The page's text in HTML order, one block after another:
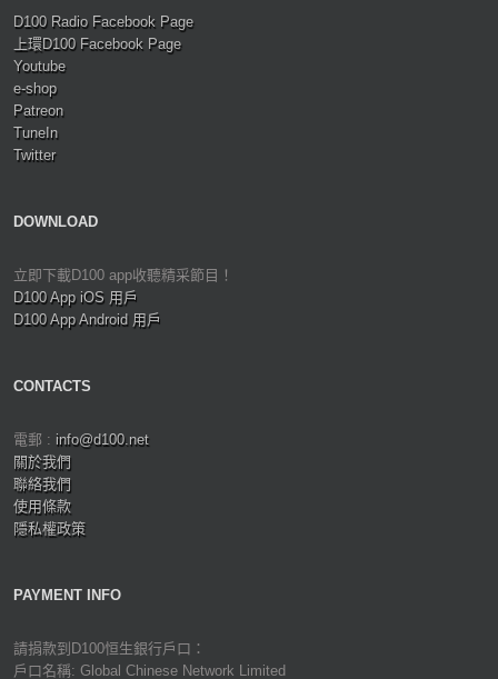
D100 Radio Facebook Page
上環D100 Facebook Page
Youtube
e-shop
Patreon
TuneIn
Twitter
DOWNLOAD
立即下載D100 app收聽精采節目！
D100 App iOS 用戶
D100 App Android 用戶
CONTACTS
電郵 : info@d100.net
關於我們
聯絡我們
使用條款
隱私權政策
PAYMENT INFO
請捐款到D100恒生銀行戶口：
戶口名稱: Global Chinese Network Limited